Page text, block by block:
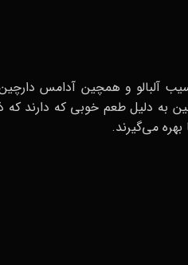
آلبالو و همچین آدامس دارچین
دلیل طعم خوبی که دارند که
بهره می‌گیرند.